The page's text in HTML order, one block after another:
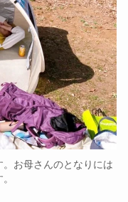
お母さんのとなりには